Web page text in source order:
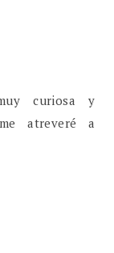
curiosa y
atreveré a